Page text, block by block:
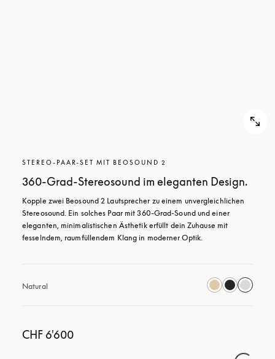
STEREO-PAAR-SET MIT BEOSOUND 2
360-Grad-Stereosound im eleganten Design.
Kopple zwei Beosound 2 Lautsprecher zu einem unvergleichlichen
Stereosound. Ein solches Paar mit 360-Grad-Sound und einer
eleganten, minimalistischen Ästhetik erfüllt dein Zuhause mit
fesselndem, raumfüllendem Klang in moderner Optik.
Natural
CHF 6'600